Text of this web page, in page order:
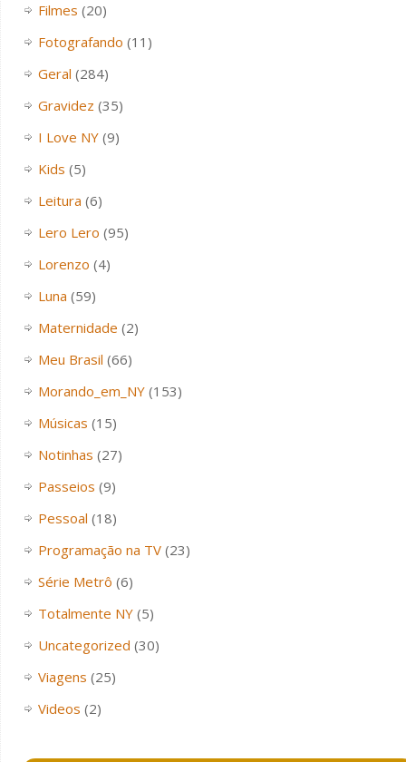
Filmes (20)
Fotografando (11)
Geral (284)
Gravidez (35)
I Love NY(9)
Kids (5)
Leitura (6)
Lero Lero (95)
Lorenzo (4)
Luna (59)
Maternidade (2)
Meu Brasil (66)
Morando_em_NY(153)
Músicas (15)
Notinhas (27)
Passeios (9)
Pessoal (18)
Programação na TV(23)
Série Metrô (6)
Totalmente NY(5)
Uncategorized (30)
Viagens (25)
Videos (2)